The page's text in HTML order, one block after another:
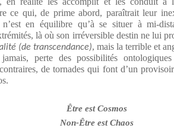
ce qui, de prime abord, paraîtrait leur
en équilibre qu’à se situer à mi-
là où son irréversible destin ne lui
(de transcendance), mais la terrible et
perte des possibilités
de tornades qui font d’un
Être est Cosmos
Non-Être est Chaos